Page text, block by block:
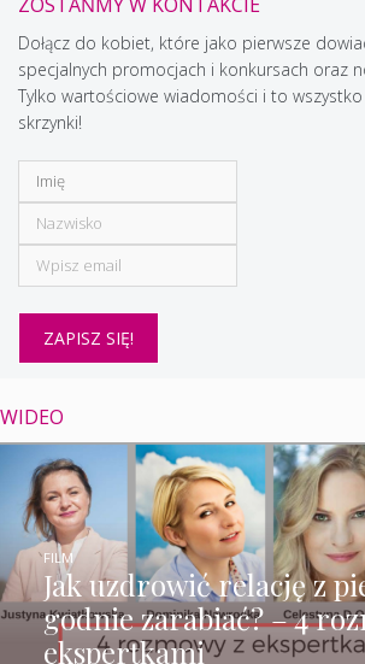
Dołącz do kobiet, które jako pierwsze
specjalnych promocjach i konkursach oraz
Tylko wartościowe wiadomości i to
skrzynki!
WIDEO
Jak uzdrowić relację z
godnie zarabiać? – 4
ekspertkami
FILM